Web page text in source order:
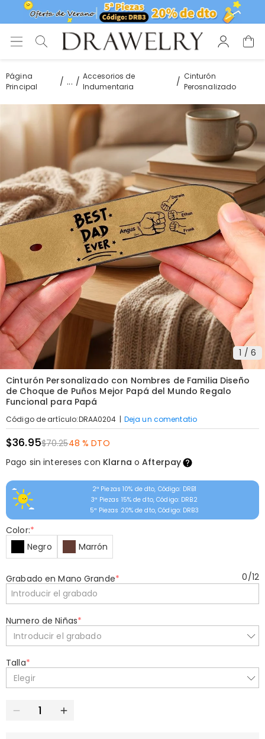
Página
Principal
...
Accesorios de
Indumentaria
Cinturón
Perosnalizado
1 / 6
Cinturón Personalizado con Nombres de Familia Diseño
de Choque de Puños Mejor Papá del Mundo Regalo
Funcional para Papá
Código de artículo:DRAA0204 | Deja un comentatio
$36.95$70.2548 % DTO
Pago sin intereses con Klarna oAfterpay
2ª Piezas 10% de dto, Código: DRB1
3ª Piezas 15% de dto, Código: DRB2
5ª Piezas 20% de dto, Código: DRB3
Color:*
Negro
Marrón
Grabado en Mano Grande* 0/12
Numero de Niñas*
Introducir el grabado
Talla*
Elegir